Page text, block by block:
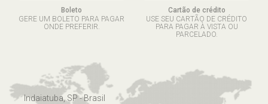
Boleto
GERE UM BOLETO PARA PAGAR
ONDE PREFERIR.
Cartão de crédito
USE SEU CARTÃO DE CRÉDITO
PARA PAGAR À VISTA OU
PARCELADO.
Indaiatuba, SP - Brasil